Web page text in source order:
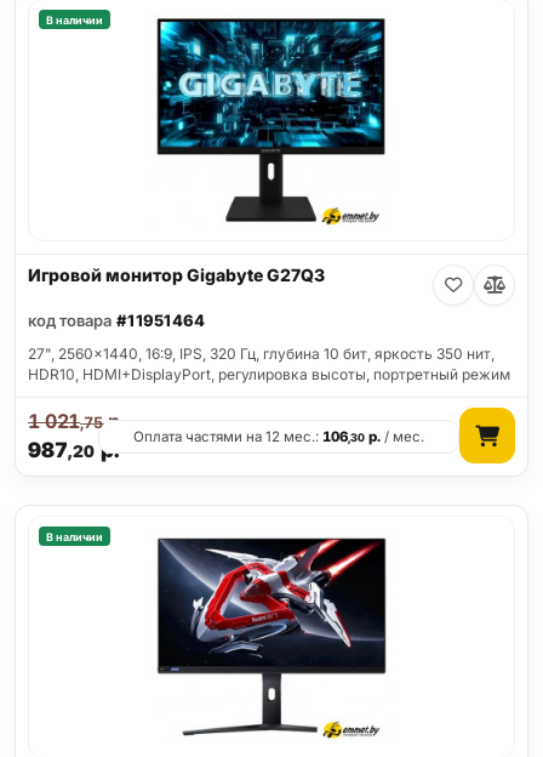
В наличии
Игровой монитор Gigabyte G27Q3
код товара #11951464
27", 2560x1440, 16:9, IPS, 320 Гц, глубина 10 бит, яркость 350 нит,
HDR10, HDMI+DisplayPort, регулировка высоты, портретный режим
987,20р.
1 021,75р.
Оплата частями на 12 мес.:106,30 р. / мес.
В наличии